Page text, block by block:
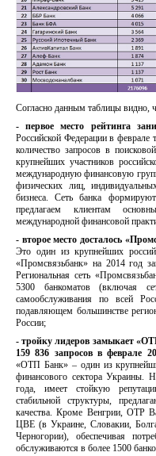
Согласно данным таблицы видно,
- первое место рейтинга
Российской Федерации в феврале
количество запросов в
крупнейших участников
международную финансовую
физических лиц,
бизнеса. Сеть банка
предлагаем клиентам
международной финансовой
- второе место досталось
Это один из крупнейших
«Промсвязьбанк» на 2014 год
Региональная сеть
5300 банкоматов (включая
самообслуживания по всей
подавляющем большинстве
России;
- тройку лидеров замыкает
159 836 запросов в феврале
«ОТП Банк» – один из
финансового сектора Украины.
года, имеет стойкую
стабильной структуры,
качества. Кроме Венгрии, OTP
ЦВЕ (в Украине, Словакии,
Черногории), обеспечивая
обслуживаются в более 1500